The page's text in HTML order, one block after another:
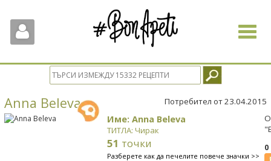
Toggle
Anna Beleva Потребител от 23.04.2015
Име: Anna Beleva
ТИТЛА: Чирак
51 точки
Разберете как да печелите повече значки >>